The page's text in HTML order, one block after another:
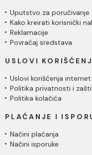
Uputstvo za poručivanje
Kako kreirati korisnički
Reklamacije
Povraćaj sredstava
USLOVI
Uslovi korišćenja
Politika privatnosti i
Politika kolačića
PLAĆANJE I
Načini plaćanja
Načini isporuke